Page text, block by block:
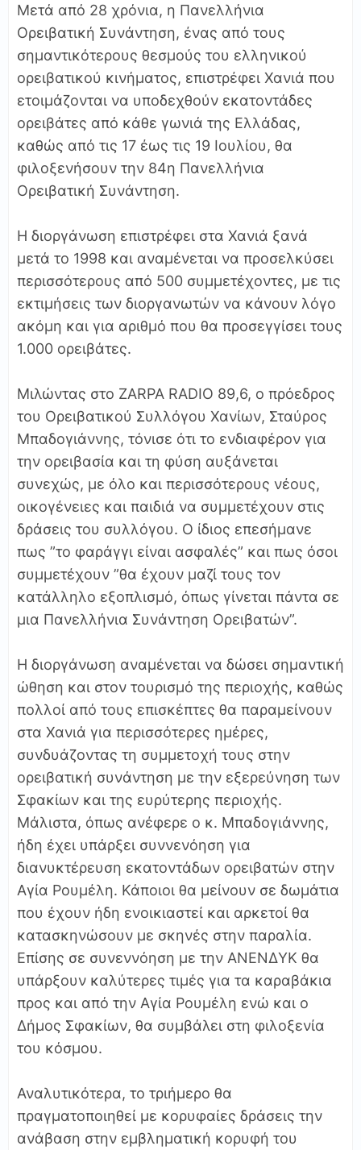
Μετά από 28 χρόνια, η Πανελλήνια
Ορειβατική Συνάντηση, ένας από τους
σημαντικότερους θεσμούς του ελληνικού
ορειβατικού κινήματος, επιστρέφει Χανιά που
ετοιμάζονται να υποδεχθούν εκατοντάδες
ορειβάτες από κάθε γωνιά της Ελλάδας,
καθώς από τις 17 έως τις 19 Ιουλίου, θα
φιλοξενήσουν την 84η Πανελλήνια
Ορειβατική Συνάντηση.
Η διοργάνωση επιστρέφει στα Χανιά ξανά
μετά το 1998 και αναμένεται να προσελκύσει
περισσότερους από 500 συμμετέχοντες, με τις
εκτιμήσεις των διοργανωτών να κάνουν λόγο
ακόμη και για αριθμό που θα προσεγγίσει τους
1.000 ορειβάτες.
Μιλώντας στο ZARPA RADIO 89,6, o πρόεδρος
του Ορειβατικού Συλλόγου Χανίων, Σταύρος
Μπαδογιάννης, τόνισε ότι το ενδιαφέρον για
την ορειβασία και τη φύση αυξάνεται
συνεχώς, με όλο και περισσότερους νέους,
οικογένειες και παιδιά να συμμετέχουν στις
δράσεις του συλλόγου. Ο ίδιος επεσήμανε
πως ”το φαράγγι είναι ασφαλές” και πως όσοι
συμμετέχουν ”θα έχουν μαζί τους τον
κατάλληλο εξοπλισμό, όπως γίνεται πάντα σε
μια Πανελλήνια Συνάντηση Ορειβατών”.
Η διοργάνωση αναμένεται να δώσει σημαντική
ώθηση και στον τουρισμό της περιοχής, καθώς
πολλοί από τους επισκέπτες θα παραμείνουν
στα Χανιά για περισσότερες ημέρες,
συνδυάζοντας τη συμμετοχή τους στην
ορειβατική συνάντηση με την εξερεύνηση των
Σφακίων και της ευρύτερης περιοχής.
Μάλιστα, όπως ανέφερε ο κ. Μπαδογιάννης,
ήδη έχει υπάρξει συννενόηση για
διανυκτέρευση εκατοντάδων ορειβατών στην
Αγία Ρουμέλη. Κάποιοι θα μείνουν σε δωμάτια
που έχουν ήδη ενοικιαστεί και αρκετοί θα
κατασκηνώσουν με σκηνές στην παραλία.
Επίσης σε συνεννόηση με την ΑΝΕΝΔΥΚ θα
υπάρξουν καλύτερες τιμές για τα καραβάκια
προς και από την Αγία Ρουμέλη ενώ και ο
Δήμος Σφακίων, θα συμβάλει στη φιλοξενία
του κόσμου.
Αναλυτικότερα, το τριήμερο θα
πραγματοποιηθεί με κορυφαίες δράσεις την
ανάβαση στην εμβληματική κορυφή του